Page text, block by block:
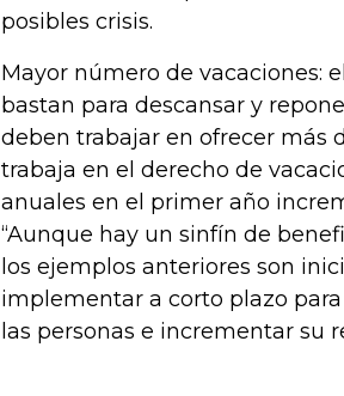
posibles crisis.
Mayor número de vacaciones:
bastan para descansar y
deben trabajar en ofrecer más
trabaja en el derecho de
anuales en el primer año
“Aunque hay un sinfín de
los ejemplos anteriores son
implementar a corto plazo
las personas e incrementar su